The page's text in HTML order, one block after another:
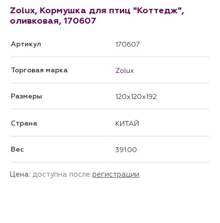
Zolux, Кормушка для птиц "Коттедж",
оливковая, 170607
Артикул 170607
Торговая марка Zolux
Размеры 120x120x192
Страна КИТАЙ
Вес 391.00
Цена: доступна после регистрации